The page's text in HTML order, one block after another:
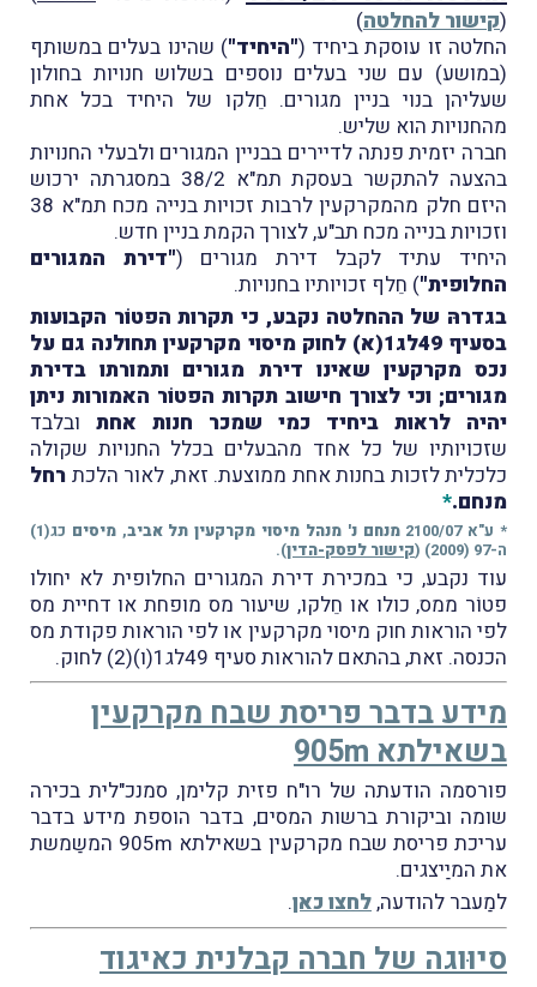
(קישור להחלטה)
החלטה זו עוסקת ביחיד ("היחיד") שהינו בעלים במשותף
(במושע) עם שני בעלים נוספים בשלוש חנויות בחולון
שעליהן בנוי בניין מגורים. חֵלקו של היחיד בכל אחת
מהחנויות הוא שליש.
חברה יזמית פנתה לדיירים בבניין המגורים ולבעלי החנויות
בהצעה להתקשר בעסקת תמ"א 38/2 במסגרתה ירכוש
היזם חלק מהמקרקעין לרבות זכויות בנייה מכח תמ"א 38
וזכויות בנייה מכח תב"ע, לצורך הקמת בניין חדש.
היחיד עתיד לקבל דירת מגורים ("דירת המגורים
החלופית") חֵלף זכויותיו בחנויות.
בגדרהּ של ההחלטה נקבע, כי תקרות הפטוֹר הקבועות
בסעיף 49לג1(א) לחוק מיסוי מקרקעין תחולנה גם על
נכס מקרקעין שאינו דירת מגורים ותמורתו בדירת
מגורים; וכי לצורך חישוב תקרות הפטוֹר האמורות ניתן
יהיה לראות ביחיד כמי שמכר חנות אחת ובלבד
שזכויותיו של כל אחד מהבעלים בכלל החנויות שקולה
כלכלית לזכות בחנות אחת ממוצעת. זאת, לאור הלכת רחל
מנחם.
*
* ע"א 2100/07 מנחם נ' מנהל מיסוי מקרקעין תל אביב,מיסים
כג(1)
ה-97 (2009) (
קישור לפסק-הדין).
עוד נקבע, כי במכירת דירת המגורים החלופית לא יחולו
פטוֹר ממס, כולו או חֵלקו, שיעור מס מופחת או דחיית מס
לפי הוראות חוק מיסוי מקרקעין או לפי הוראות פקודת מס
הכנסה. זאת, בהתאם להוראות סעיף 49לג1(ו)(2) לחוק.
מידע בדבר פריסת שבח מקרקעין
בשאילתא 905m
פורסמה הודעתה של רו"ח פזית קלימן, סמנכ"לית בכירה
שומה וביקורת ברשות המסים, בדבר הוספת מידע בדבר
עריכת פריסת שבח מקרקעין בשאילתא 905m המשַמשת
את המיַיצגים.
למַעבר להודעה,לחצו כאן.
סיוּוגה של חברה קבלנית כאיגוד